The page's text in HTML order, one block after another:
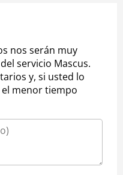
nos serán muy
servicio Mascus.
y, si usted lo
menor tiempo